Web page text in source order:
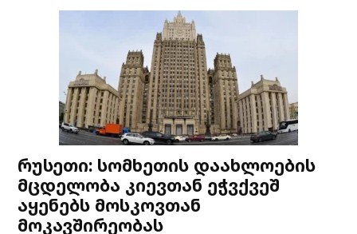
რუსეთი: სომხეთის დაახლოების
მცდელობა კიევთან ეჭვქვეშ
აყენებს მოსკოვთან
მოკავშირეობას